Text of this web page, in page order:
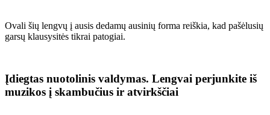
Ovali šių lengvų į ausis dedamų ausinių forma reiškia, kad pašėlusių
garsų klausysitės tikrai patogiai.
Įdiegtas nuotolinis valdymas. Lengvai perjunkite iš
muzikos į skambučius ir atvirkščiai